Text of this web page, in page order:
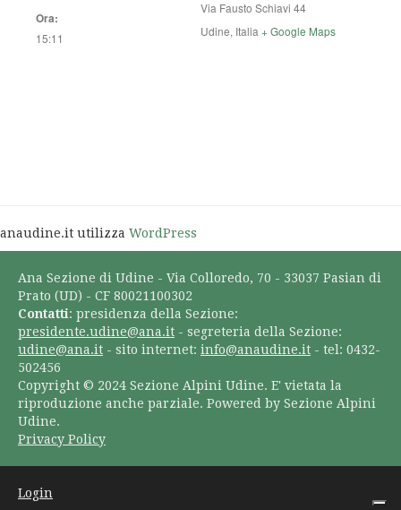
Ora:
15:11
Via Fausto Schiavi 44
Udine, Italia + Google Maps
anaudine.it utilizza WordPress
Ana Sezione di Udine - Via Colloredo, 70 - 33037 Pasian di
Prato (UD) - CF 80021100302
Contatti: presidenza della Sezione:
presidente.udine@ana.it - segreteria della Sezione:
udine@ana.it - sito internet: info@anaudine.it - tel: 0432-
502456
Copyright © 2024 Sezione Alpini Udine. E' vietata la
riproduzione anche parziale. Powered by Sezione Alpini
Udine.
Privacy Policy
Login